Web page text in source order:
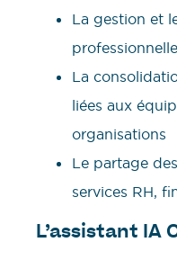
La gestion et
La
liées aux
organisations
Le partage
services RH,
L’assistant IA